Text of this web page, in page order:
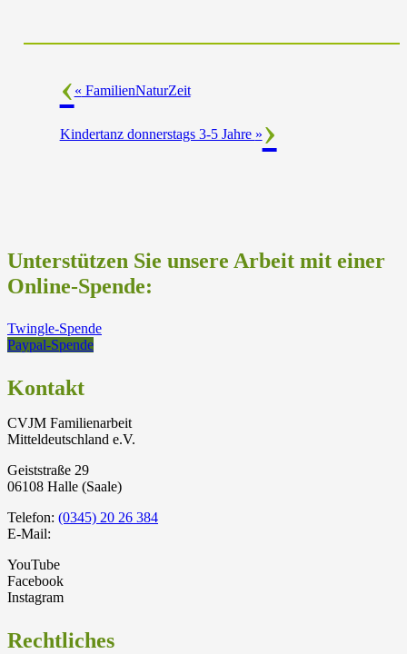
« FamilienNaturZeit
Kindertanz donnerstags 3-5 Jahre »
Unterstützen Sie unsere Arbeit mit einer
Online-Spende:
Twingle-Spende
Paypal-Spende
Kontakt
CVJM Familienarbeit
Mitteldeutschland e.V.
Geiststraße 29
06108 Halle (Saale)
Telefon: (0345) 20 26 384
E-Mail:
YouTube
Facebook
Instagram
Rechtliches